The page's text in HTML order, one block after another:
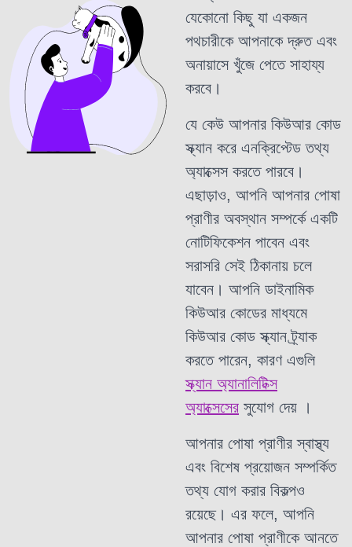
যেকোনো কিছু যা একজন
পথচারীকে আপনাকে দ্রুত এবং
অনায়াসে খুঁজে পেতে সাহায্য
করবে।
যে কেউ আপনার কিউআর কোড
স্ক্যান করে এনক্রিপ্টেড তথ্য
অ্যাক্সেস করতে পারবে।
এছাড়াও, আপনি আপনার পোষা
প্রাণীর অবস্থান সম্পর্কে একটি
নোটিফিকেশন পাবেন এবং
সরাসরি সেই ঠিকানায় চলে
যাবেন। আপনি ডাইনামিক
কিউআর কোডের মাধ্যমে
কিউআর কোড স্ক্যান ট্র্যাক
করতে পারেন, কারণ এগুলি
স্ক্যান অ্যানালিটিক্স
অ্যাক্সেসের সুযোগ দেয় ।
আপনার পোষা প্রাণীর স্বাস্থ্য
এবং বিশেষ প্রয়োজন সম্পর্কিত
তথ্য যোগ করার বিকল্পও
রয়েছে। এর ফলে, আপনি
আপনার পোষা প্রাণীকে আনতে